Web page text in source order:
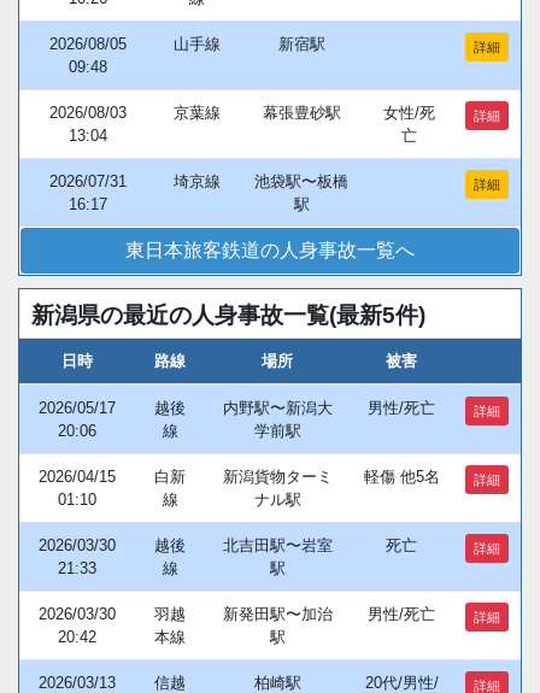
2026/08/05
09:48
山手線 新宿駅 詳細
2026/08/03
13:04
京葉線 幕張豊砂駅
女性/死
亡
詳細
2026/07/31
16:17
埼京線
池袋駅〜板橋
駅
詳細
東日本旅客鉄道の人身事故一覧へ
新潟県の最近の人身事故一覧(最新5件)
日時 路線 場所 被害
2026/05/17
20:06
越後
線
内野駅〜新潟大
学前駅
男性/死亡 詳細
2026/04/15
01:10
白新
線
新潟貨物ターミ
ナル駅
軽傷 他5名 詳細
2026/03/30
21:33
越後
線
北吉田駅〜岩室
駅
死亡 詳細
2026/03/30
20:42
羽越
本線
新発田駅〜加治
駅
男性/死亡 詳細
2026/03/13
信越
柏崎駅
20代/男性/
詳細